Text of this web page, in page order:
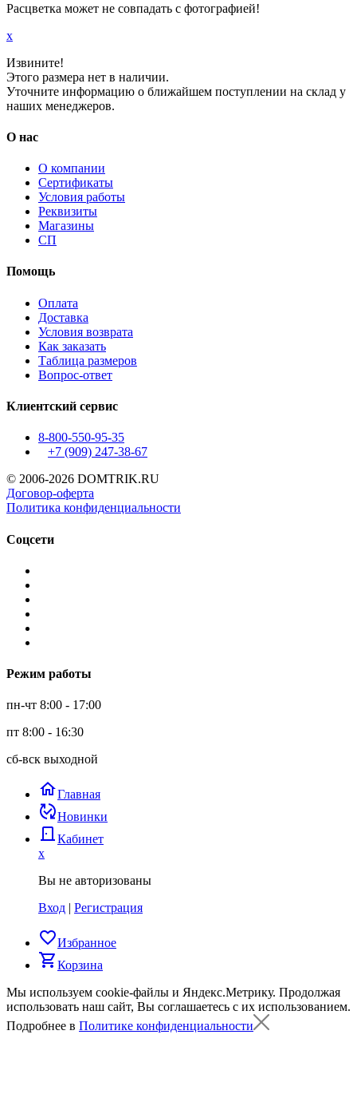
Расцветка может не совпадать с фотографией!
x
Извините!
Этого размера нет в наличии.
Уточните информацию о ближайшем поступлении на склад у
наших менеджеров.
О нас
О компании
Сертификаты
Условия работы
Реквизиты
Магазины
СП
Помощь
Оплата
Доставка
Условия возврата
Как заказать
Таблица размеров
Вопрос-ответ
Клиентский сервис
8-800-550-95-35
+7 (909) 247-38-67
© 2006-2026 DOMTRIK.RU
Договор-оферта
Политика конфиденциальности
Соцсети
Режим работы
пн-чт 8:00 - 17:00
пт 8:00 - 16:30
сб-вск выходной
homeГлавная
published_with_changesНовинки
door_back Кабинет
x
Вы не авторизованы
Вход | Регистрация
favorite_borderИзбранное
shopping_cartКорзина
Мы используем cookie-файлы и Яндекс.Метрику. Продолжая
использовать наш сайт, Вы соглашаетесь с их использованием.
Подробнее в Политике конфиденциальности